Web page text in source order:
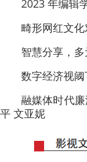
2023 年编辑
畸形网红文
智慧分享，
数字经济视
融媒体时代
平 文亚妮